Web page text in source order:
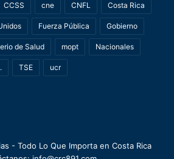
CCSS cne CNFL Costa Rica
Fuerza Pública Gobierno
de Salud mopt Nacionales
TSE ucr
- Todo Lo Que Importa en Costa Rica